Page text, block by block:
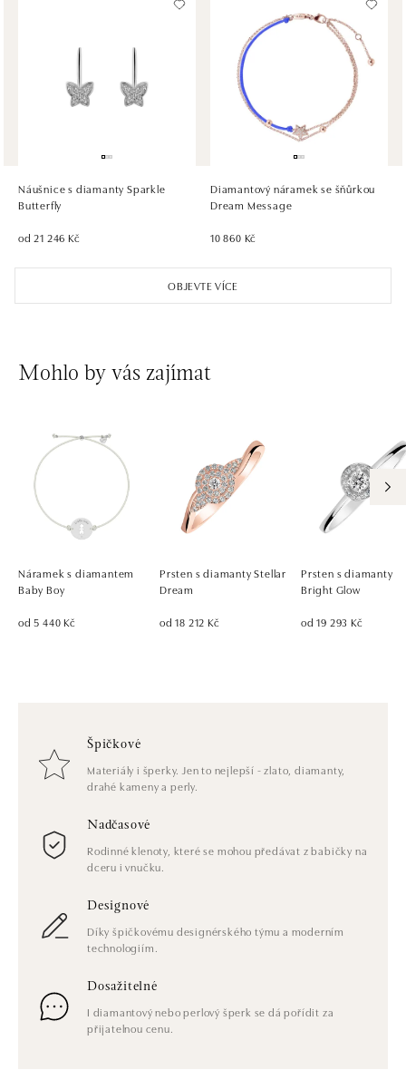
HALADA OC Avion, Bratislava
Ivanská cesta 16, 821 04 Bratislava
tel.: +421 917 090 372
dnes otevřeno do 21:00
HALADA OC Eurovea, Bratislava
Pribinova 8, 811 09 Bratislava
dnes otevřeno od 10:00
OBJEVTE VÍCE
Náušnice s diamanty Sparkle
Butterfly
od 21 246 Kč
Diamantový náramek se šňůrkou
Dream Message
10 860 Kč
Mohlo by vás zajímat
Náramek s diamantem
Baby Boy
od 5 440 Kč
Prsten s diamanty Stellar
Dream
od 18 212 Kč
Prsten s diamanty
Bright Glow
od 19 293 Kč
Špičkové
Materiály i šperky. Jen to nejlepší - zlato, diamanty,
drahé kameny a perly.
Nadčasové
Rodinné klenoty, které se mohou předávat z babičky na
dceru i vnučku.
Designové
Díky špičkovému designérského týmu a moderním
technologiím.
Dosažitelné
I diamantový nebo perlový šperk se dá pořídit za
přijatelnou cenu.